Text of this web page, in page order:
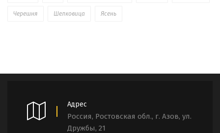
Черешня Шелковица Ясень
Адрес
Россия, Ростовская обл., г. Азов, ул.
Дружбы, 21